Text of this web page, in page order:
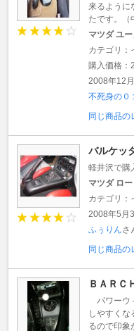
来るように
たです。（
マツダ ユ
カテゴリ：
購入価格：
2008年12
不死身の０
同じ商品の
バルケッ
軽井沢で購
マツダ ロ
カテゴリ：
2008年5月
ふぅりんさ
同じ商品の
ＢＡＲＣ
パワーウ
しやすくな
るので印